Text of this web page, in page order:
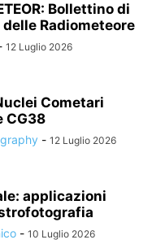
Bollettino di
Radiometeore
12 Luglio 2026
Cometari
CG38
- 12 Luglio 2026
applicazioni
- 10 Luglio 2026